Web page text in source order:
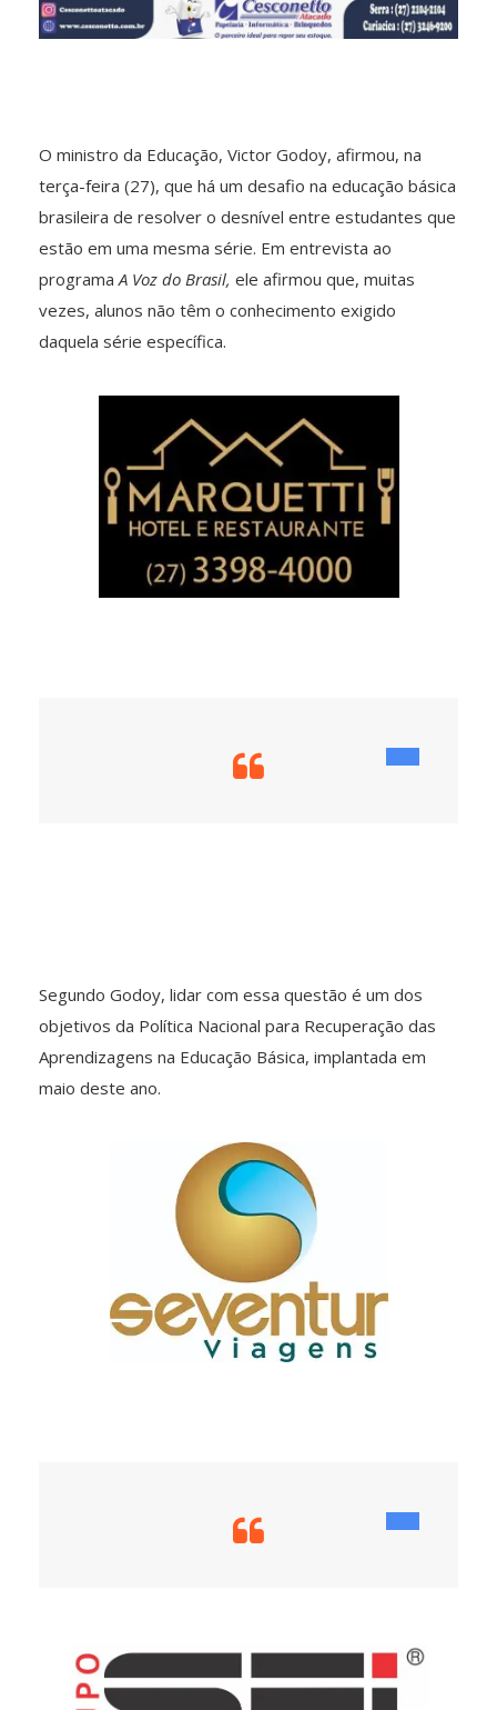
O ministro da Educação, Victor Godoy, afirmou, na
terça-feira (27), que há um desafio na educação básica
brasileira de resolver o desnível entre estudantes que
estão em uma mesma série. Em entrevista ao
programaA Voz do Brasil, ele afirmou que, muitas
vezes, alunos não têm o conhecimento exigido
daquela série específica.
Segundo Godoy, lidar com essa questão é um dos
objetivos da Política Nacional para Recuperação das
Aprendizagens na Educação Básica, implantada em
maio deste ano.